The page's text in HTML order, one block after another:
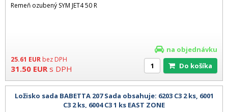
Remeň ozubený SYM JET4 50 R
25.61 EUR bez DPH
31.50 EUR s DPH
na objednávku
Do košíka
Ložisko sada BABETTA 207 Sada obsahuje: 6203 C3 2 ks, 6001
C3 2 ks, 6004 C3 1 ks EAST ZONE